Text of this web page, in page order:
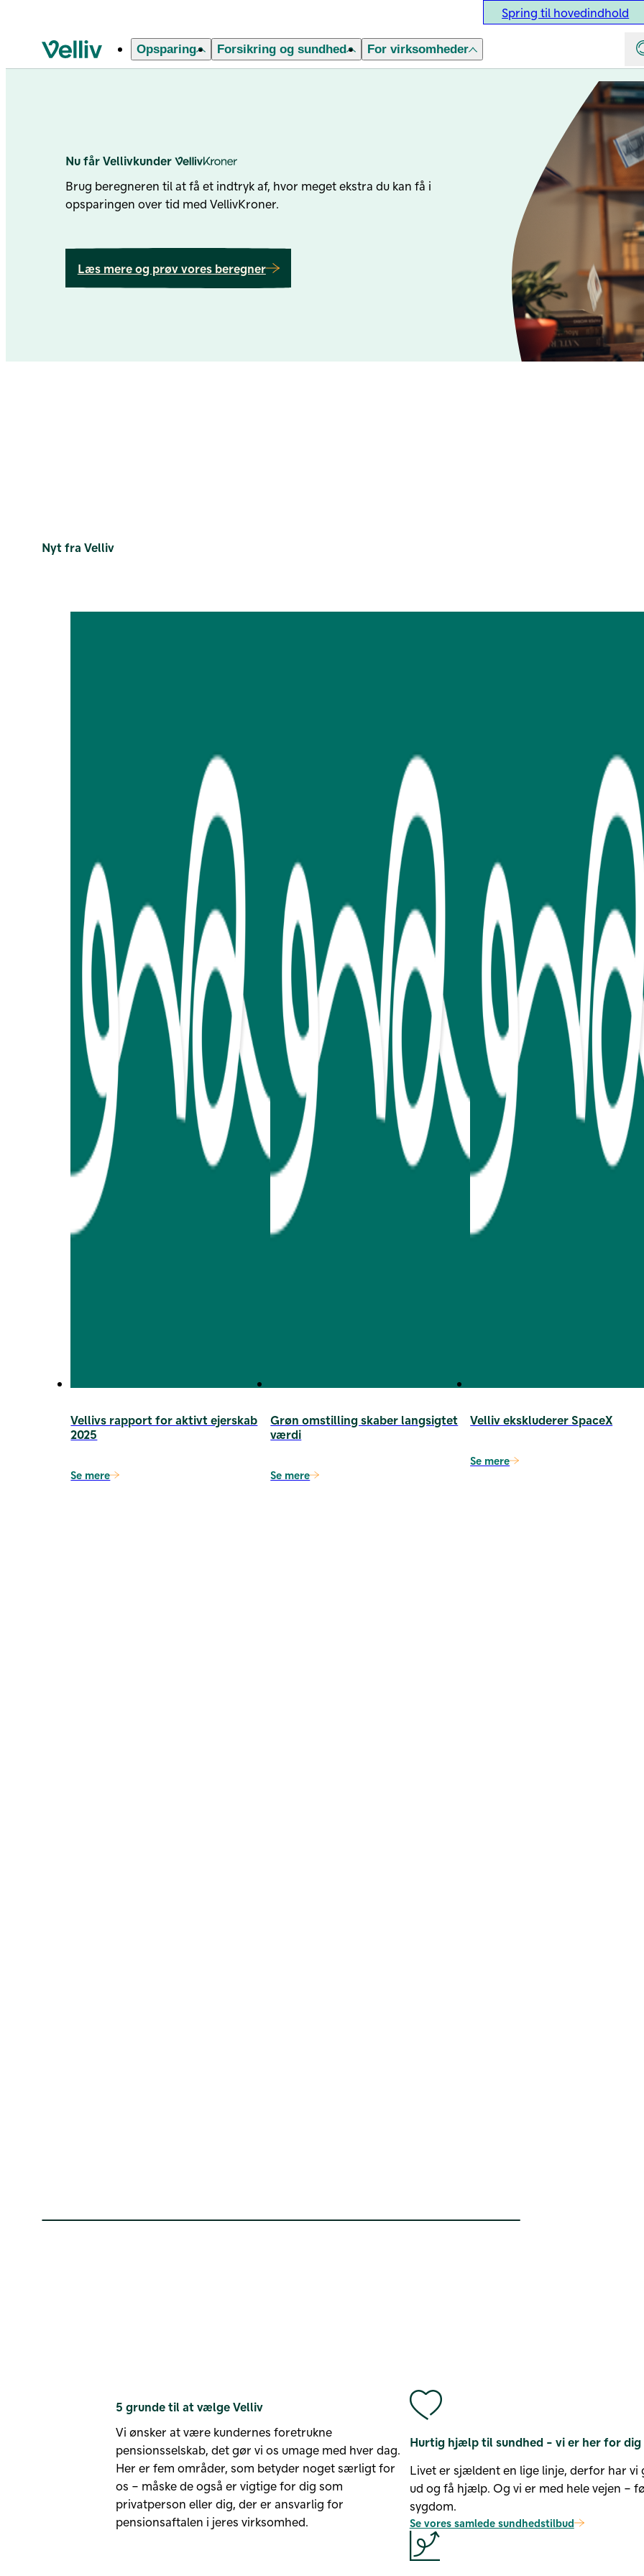
Spring til hovedindhold
Velliv startside
Opsparing Forsikring og sundhed For virksomheder
Forside
Nu får Vellivkunder
Brug beregneren til at få et indtryk af, hvor meget ekstra du kan få i
opsparingen over tid med VellivKroner.
Læs mere og prøv vores beregner
Nyt fra Velliv
Vellivs rapport for aktivt ejerskab
2025
Se mere
Grøn omstilling skaber langsigtet
værdi
Se mere
Velliv ekskluderer SpaceX
Se mere
5 grunde til at vælge Velliv
Vi ønsker at være kundernes foretrukne
pensionsselskab, det gør vi os umage med hver dag.
Her er fem områder, som betyder noget særligt for
os – måske de også er vigtige for dig som
privatperson eller dig, der er ansvarlig for
pensionsaftalen i jeres virksomhed.
Hurtig hjælp til sundhed - vi er her for dig
Livet er sjældent en lige linje, derfor har
ud og få hjælp. Og vi er med hele vejen –
sygdom.
Se vores samlede sundhedstilbud